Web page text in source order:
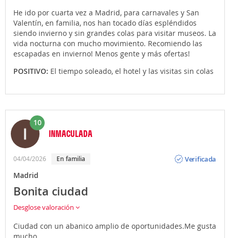
He ido por cuarta vez a Madrid, para carnavales y San
Valentín, en familia, nos han tocado días espléndidos
siendo invierno y sin grandes colas para visitar museos. La
vida nocturna con mucho movimiento. Recomiendo las
escapadas en invierno! Menos gente y más ofertas!
POSITIVO: El tiempo soleado, el hotel y las visitas sin colas
10
INMACULADA
04/04/2026 en familia
Verificada
Madrid
Bonita ciudad
Desglose valoración
Ciudad con un abanico amplio de oportunidades.Me gusta